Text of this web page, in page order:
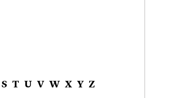
S T U V W X Y Z